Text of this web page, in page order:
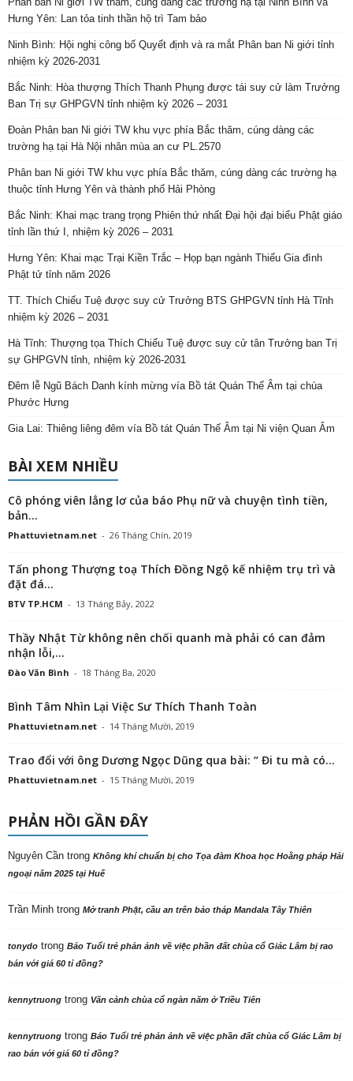
Hưng Yên: Lan tỏa tinh thần hộ trì Tam bảo
Ninh Bình: Hội nghị công bố Quyết định và ra mắt Phân ban Ni giới tỉnh
nhiệm kỳ 2026-2031
Bắc Ninh: Hòa thượng Thích Thanh Phụng được tái suy cử làm Trưởng
Ban Trị sự GHPGVN tỉnh nhiệm kỳ 2026 – 2031
Đoàn Phân ban Ni giới TW khu vực phía Bắc thăm, cúng dàng các
trường hạ tại Hà Nội nhân mùa an cư PL.2570
Phân ban Ni giới TW khu vực phía Bắc thăm, cúng dàng các trường hạ
thuộc tỉnh Hưng Yên và thành phố Hải Phòng
Bắc Ninh: Khai mạc trang trọng Phiên thứ nhất Đại hội đại biểu Phật giáo
tỉnh lần thứ I, nhiệm kỳ 2026 – 2031
Hưng Yên: Khai mạc Trại Kiền Trắc – Họp bạn ngành Thiếu Gia đình
Phật tử tỉnh năm 2026
TT. Thích Chiếu Tuệ được suy cử Trưởng BTS GHPGVN tỉnh Hà Tĩnh
nhiệm kỳ 2026 – 2031
Hà Tĩnh: Thượng tọa Thích Chiếu Tuệ được suy cử tân Trưởng ban Trị
sự GHPGVN tỉnh, nhiệm kỳ 2026-2031
Đêm lễ Ngũ Bách Danh kính mừng vía Bồ tát Quán Thế Âm tại chùa
Phước Hưng
Gia Lai: Thiêng liêng đêm vía Bồ tát Quán Thế Âm tại Ni viện Quan Âm
BÀI XEM NHIỀU
Cô phóng viên lẳng lơ của báo Phụ nữ và chuyện tình tiền,
bản...
Phattuvietnam.net - 26 Tháng Chín, 2019
Tấn phong Thượng toạ Thích Đồng Ngộ kế nhiệm trụ trì và
đặt đá...
BTV TP.HCM - 13 Tháng Bảy, 2022
Thầy Nhật Từ không nên chối quanh mà phải có can đảm
nhận lỗi,...
Đào Văn Bình - 18 Tháng Ba, 2020
Bình Tâm Nhìn Lại Việc Sư Thích Thanh Toàn
Phattuvietnam.net - 14 Tháng Mười, 2019
Trao đổi với ông Dương Ngọc Dũng qua bài: “ Đi tu mà có...
Phattuvietnam.net - 15 Tháng Mười, 2019
PHẢN HỒI GẦN ĐÂY
Nguyên Cần trong Không khí chuẩn bị cho Tọa đàm Khoa học Hoằng pháp Hải
ngoại năm 2025 tại Huế
Trần Minh trong Mở tranh Phật, cầu an trên bảo tháp Mandala Tây Thiên
tonydo trong Báo Tuổi trẻ phản ảnh về việc phần đất chùa cổ Giác Lâm bị rao
bán với giá 60 tỉ đồng?
kennytruong trong Vãn cảnh chùa cổ ngàn năm ở Triều Tiên
kennytruong trong Báo Tuổi trẻ phản ảnh về việc phần đất chùa cổ Giác Lâm bị
rao bán với giá 60 tỉ đồng?